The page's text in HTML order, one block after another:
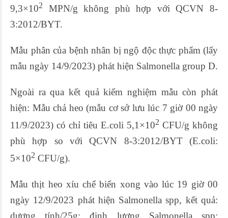
9,3×102
MPN/g không phù hợp với QCVN 8-
3:2012/BYT.
Mẫu phân của bệnh nhân bị ngộ độc thực phẩm (lấy
mẫu ngày 14/9/2023) phát hiện Salmonella group D.
Ngoài ra qua kết quả kiểm nghiệm mẫu còn phát
hiện: Mẫu chả heo (mẫu cơ sở lưu lúc 7 giờ 00 ngày
11/9/2023) có chỉ tiêu E.coli 5,1×102 CFU/g không
phù hợp so với QCVN 8-3:2012/BYT (E.coli:
5×102 CFU/g).
Mẫu thịt heo xíu chế biến xong vào lúc 19 giờ 00
ngày 12/9/2023 phát hiện Salmonella spp, kết quả:
dương tính/25g; định lượng Salmonella spp: